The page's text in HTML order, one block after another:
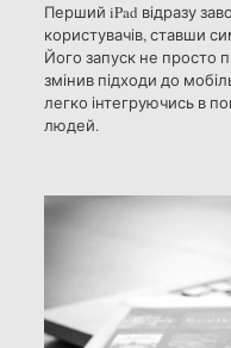
Перший iPad відразу
користувачів, ставши
Його запуск не просто
змінив підходи до
легко інтегруючись в
людей.